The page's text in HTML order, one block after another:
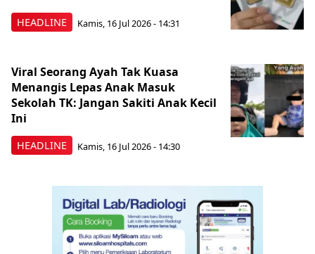
HEADLINE Kamis, 16 Jul 2026 - 14:31
HEADLINE
Viral Seorang Ayah Tak Kuasa
Menangis Lepas Anak Masuk
Sekolah TK: Jangan Sakiti Anak Kecil
Ini
Kamis, 16 Jul 2026 - 14:30